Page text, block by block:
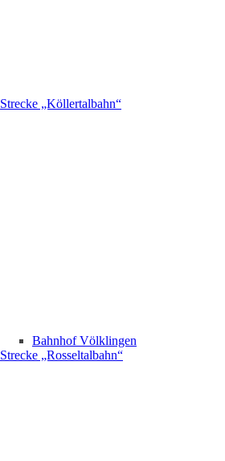
Strecke „Köllertalbahn“
Bahnhof Völklingen
Strecke „Rosseltalbahn“